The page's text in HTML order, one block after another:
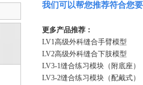
我们可以帮您推荐符合您
更多产品推荐：
LV1高级外科缝合手臂模型
LV2高级外科缝合下肢模型
LV3-1缝合练习模块（附底座）
LV3-2缝合练习模块（配戴式）